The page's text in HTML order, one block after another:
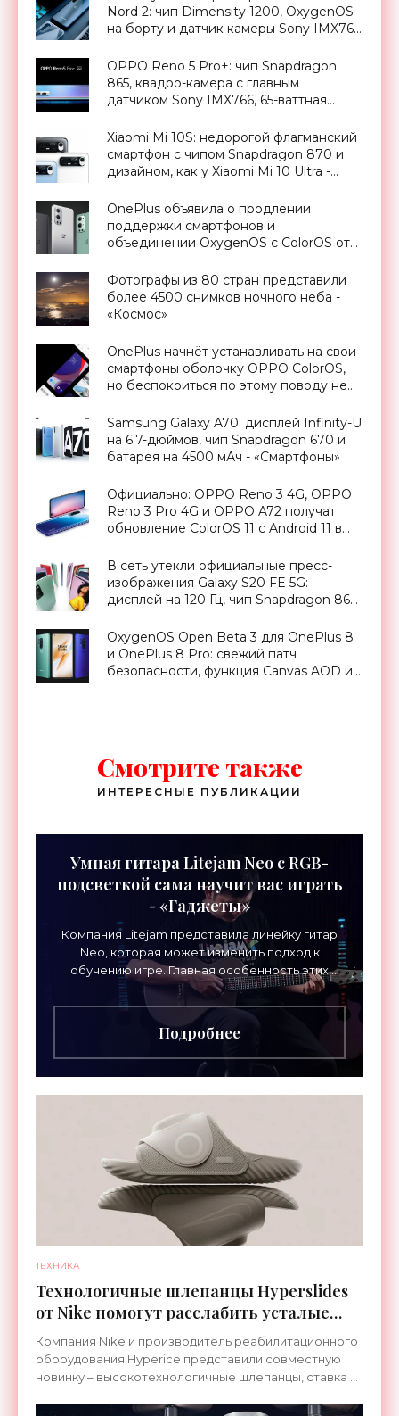
Nord 2: чип Dimensity 1200, OxygenOS
на борту и датчик камеры Sony IMX766,
OPPO Reno 5 Pro+: чип Snapdragon
865, квадро-камера с главным
датчиком Sony IMX766, 65-ваттная
«Смартфоны»
Xiaomi Mi 10S: недорогой флагманский
смартфон с чипом Snapdragon 870 и
дизайном, как у Xiaomi Mi 10 Ultra -
OnePlus объявила о продлении
поддержки смартфонов и
объединении OxygenOS с ColorOS от
Фотографы из 80 стран представили
более 4500 снимков ночного неба -
«Космос»
OnePlus начнёт устанавливать на свои
смартфоны оболочку OPPO ColorOS,
но беспокоиться по этому поводу не
Samsung Galaxy A70: дисплей Infinity-U
на 6.7-дюймов, чип Snapdragon 670 и
батарея на 4500 мАч - «Смартфоны»
Официально: OPPO Reno 3 4G, OPPO
Reno 3 Pro 4G и OPPO A72 получат
обновление ColorOS 11 с Android 11 в
В сеть утекли официальные пресс-
изображения Galaxy S20 FE 5G:
дисплей на 120 Гц, чип Snapdragon 865
OxygenOS Open Beta 3 для OnePlus 8
и OnePlus 8 Pro: свежий патч
безопасности, функция Canvas AOD и
Смотрите также
ИНТЕРЕСНЫЕ ПУБЛИКАЦИИ
Умная гитара Litejam Neo с RGB-
подсветкой сама научит вас играть
- «Гаджеты»
Компания Litejam представила линейку гитар
Neo, которая может изменить подход к
обучению игре. Главная особенность этих
инструментов – встроенная RGB-подсветка
грифа. Светодиоды
Подробнее
ТЕХНИКА
Технологичные шлепанцы Hyperslides
от Nike помогут расслабить усталые
ноги после тренировки - «Гаджеты»
Компания Nike и производитель реабилитационного
оборудования Hyperice представили совместную
новинку – высокотехнологичные шлепанцы, ставка в